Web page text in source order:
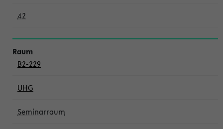
42
B2-229
UHG
Seminarraum